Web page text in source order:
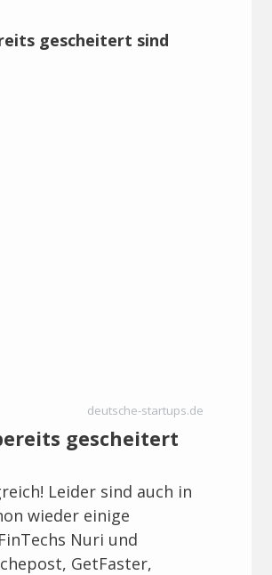
deutsche-startups.de
gescheitert
Leider sind auch in
wieder einige
Nuri und
GetFaster,